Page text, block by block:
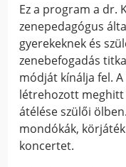
Ez a program a dr.
zenepedagógus
gyerekeknek és
zenebefogadás
módját kínálja fel.
létrehozott
átélése szülői
mondókák,
koncertet.